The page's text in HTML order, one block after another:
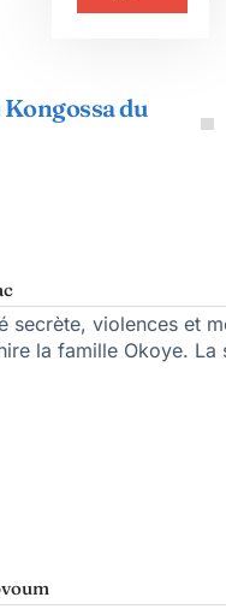
Kongossa du
secrète, violences et
la famille Okoye. La